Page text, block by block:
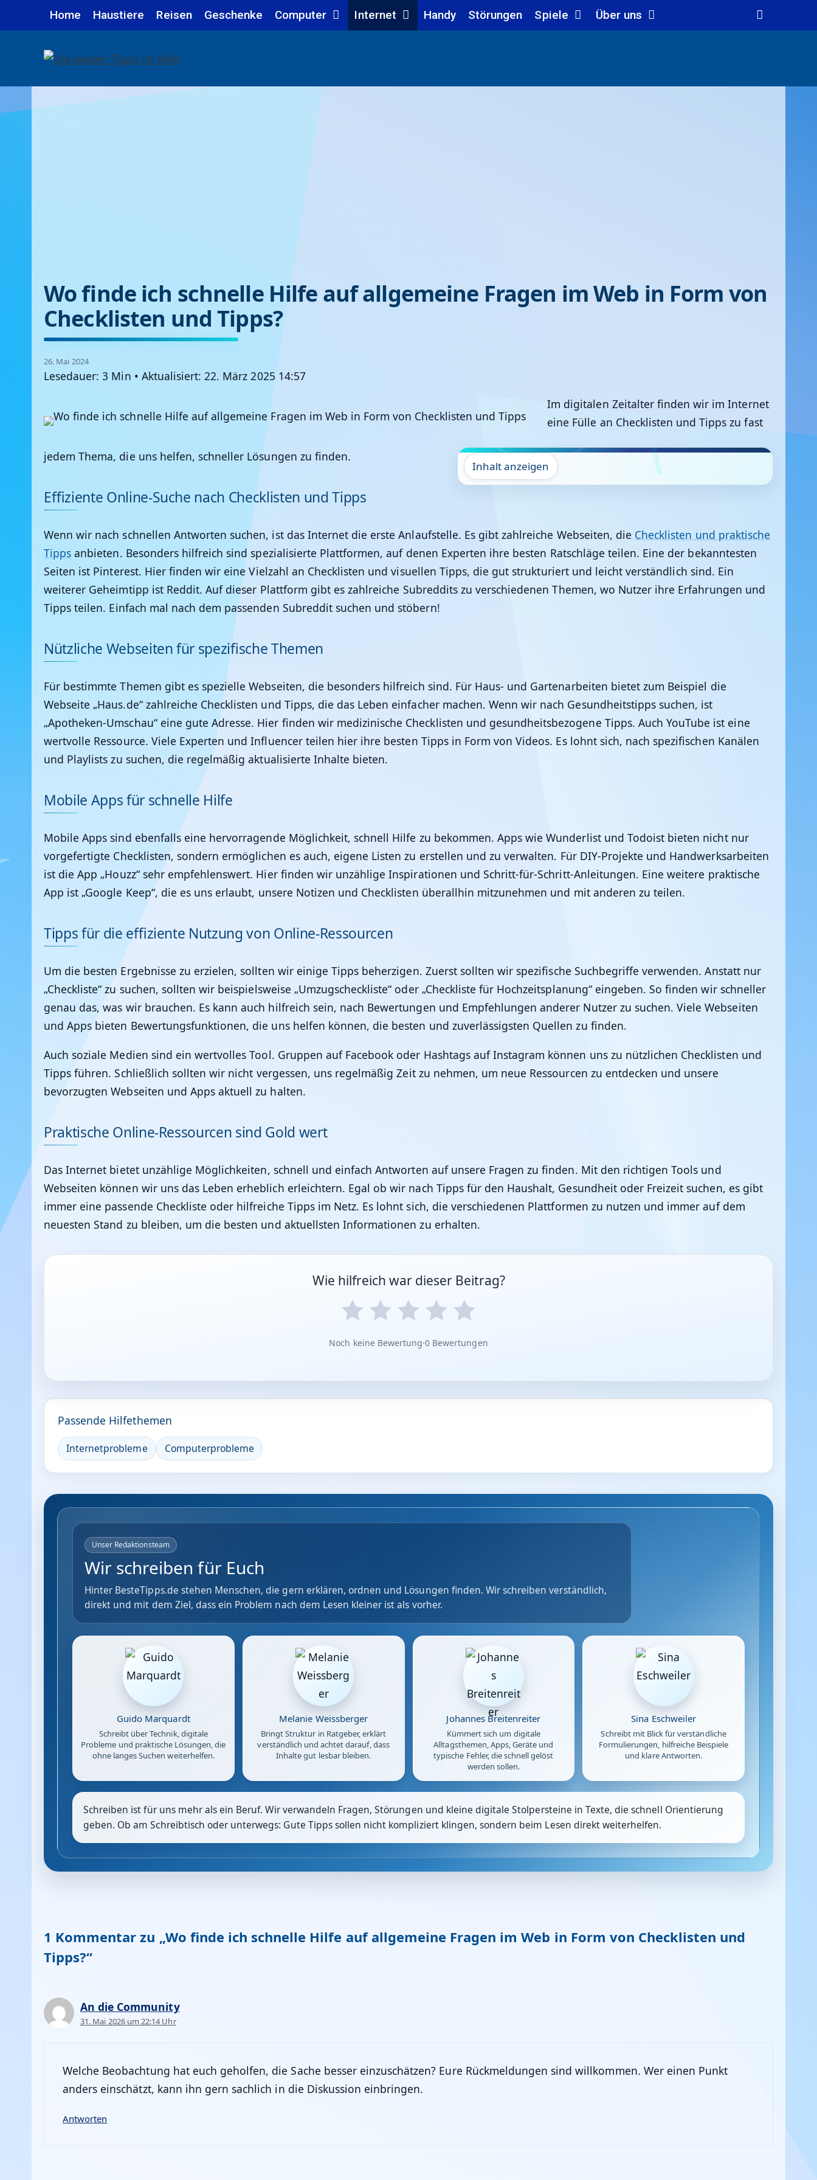
Inhalt
Home Haustiere Reisen Geschenke Computer Internet Handy Störungen Spiele Über uns
Wo finde ich schnelle Hilfe auf allgemeine Fragen im Web in Form von
Checklisten und Tipps?
26. Mai 2024
Lesedauer: 3 Min • Aktualisiert: 22. März 2025 14:57
Inhalt anzeigen
Im digitalen Zeitalter finden wir im Internet
eine Fülle an Checklisten und Tipps zu fast
jedem Thema, die uns helfen, schneller Lösungen zu finden.
Effiziente Online-Suche nach Checklisten und Tipps
Wenn wir nach schnellen Antworten suchen, ist das Internet die erste Anlaufstelle. Es gibt zahlreiche Webseiten, die Checklisten und praktische
Tipps anbieten. Besonders hilfreich sind spezialisierte Plattformen, auf denen Experten ihre besten Ratschläge teilen. Eine der bekanntesten
Seiten ist Pinterest. Hier finden wir eine Vielzahl an Checklisten und visuellen Tipps, die gut strukturiert und leicht verständlich sind. Ein
weiterer Geheimtipp ist Reddit. Auf dieser Plattform gibt es zahlreiche Subreddits zu verschiedenen Themen, wo Nutzer ihre Erfahrungen und
Tipps teilen. Einfach mal nach dem passenden Subreddit suchen und stöbern!
Nützliche Webseiten für spezifische Themen
Für bestimmte Themen gibt es spezielle Webseiten, die besonders hilfreich sind. Für Haus- und Gartenarbeiten bietet zum Beispiel die
Webseite „Haus.de“ zahlreiche Checklisten und Tipps, die das Leben einfacher machen. Wenn wir nach Gesundheitstipps suchen, ist
„Apotheken-Umschau“ eine gute Adresse. Hier finden wir medizinische Checklisten und gesundheitsbezogene Tipps. Auch YouTube ist eine
wertvolle Ressource. Viele Experten und Influencer teilen hier ihre besten Tipps in Form von Videos. Es lohnt sich, nach spezifischen Kanälen
und Playlists zu suchen, die regelmäßig aktualisierte Inhalte bieten.
Mobile Apps für schnelle Hilfe
Mobile Apps sind ebenfalls eine hervorragende Möglichkeit, schnell Hilfe zu bekommen. Apps wie Wunderlist und Todoist bieten nicht nur
vorgefertigte Checklisten, sondern ermöglichen es auch, eigene Listen zu erstellen und zu verwalten. Für DIY-Projekte und Handwerksarbeiten
ist die App „Houzz“ sehr empfehlenswert. Hier finden wir unzählige Inspirationen und Schritt-für-Schritt-Anleitungen. Eine weitere praktische
App ist „Google Keep“, die es uns erlaubt, unsere Notizen und Checklisten überallhin mitzunehmen und mit anderen zu teilen.
Tipps für die effiziente Nutzung von Online-Ressourcen
Um die besten Ergebnisse zu erzielen, sollten wir einige Tipps beherzigen. Zuerst sollten wir spezifische Suchbegriffe verwenden. Anstatt nur
„Checkliste“ zu suchen, sollten wir beispielsweise „Umzugscheckliste“ oder „Checkliste für Hochzeitsplanung“ eingeben. So finden wir schneller
genau das, was wir brauchen. Es kann auch hilfreich sein, nach Bewertungen und Empfehlungen anderer Nutzer zu suchen. Viele Webseiten
und Apps bieten Bewertungsfunktionen, die uns helfen können, die besten und zuverlässigsten Quellen zu finden.
Auch soziale Medien sind ein wertvolles Tool. Gruppen auf Facebook oder Hashtags auf Instagram können uns zu nützlichen Checklisten und
Tipps führen. Schließlich sollten wir nicht vergessen, uns regelmäßig Zeit zu nehmen, um neue Ressourcen zu entdecken und unsere
bevorzugten Webseiten und Apps aktuell zu halten.
Praktische Online-Ressourcen sind Gold wert
Das Internet bietet unzählige Möglichkeiten, schnell und einfach Antworten auf unsere Fragen zu finden. Mit den richtigen Tools und
Webseiten können wir uns das Leben erheblich erleichtern. Egal ob wir nach Tipps für den Haushalt, Gesundheit oder Freizeit suchen, es gibt
immer eine passende Checkliste oder hilfreiche Tipps im Netz. Es lohnt sich, die verschiedenen Plattformen zu nutzen und immer auf dem
neuesten Stand zu bleiben, um die besten und aktuellsten Informationen zu erhalten.
Wie hilfreich war dieser Beitrag?
Noch keine Bewertung·0 Bewertungen
Passende Hilfethemen
Internetprobleme Computerprobleme
Unser Redaktionsteam
Wir schreiben für Euch
Hinter BesteTipps.de stehen Menschen, die gern erklären, ordnen und Lösungen finden. Wir schreiben verständlich,
direkt und mit dem Ziel, dass ein Problem nach dem Lesen kleiner ist als vorher.
Guido Marquardt
Schreibt über Technik, digitale
Probleme und praktische Lösungen, die
ohne langes Suchen weiterhelfen.
Melanie Weissberger
Bringt Struktur in Ratgeber, erklärt
verständlich und achtet darauf, dass
Inhalte gut lesbar bleiben.
Johannes Breitenreiter
Kümmert sich um digitale
Alltagsthemen, Apps, Geräte und
typische Fehler, die schnell gelöst
werden sollen.
Sina Eschweiler
Schreibt mit Blick für verständliche
Formulierungen, hilfreiche Beispiele
und klare Antworten.
Schreiben ist für uns mehr als ein Beruf. Wir verwandeln Fragen, Störungen und kleine digitale Stolpersteine in Texte, die schnell Orientierung
geben. Ob am Schreibtisch oder unterwegs: Gute Tipps sollen nicht kompliziert klingen, sondern beim Lesen direkt weiterhelfen.
1 Kommentar zu „Wo finde ich schnelle Hilfe auf allgemeine Fragen im Web in Form von Checklisten und
Tipps?“
An die Community
31. Mai 2026 um 22:14 Uhr
Welche Beobachtung hat euch geholfen, die Sache besser einzuschätzen? Eure Rückmeldungen sind willkommen. Wer einen Punkt
anders einschätzt, kann ihn gern sachlich in die Diskussion einbringen.
Antworten